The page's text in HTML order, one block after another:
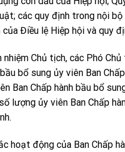
các quy định trong nội bộ
Điều lệ Hiệp hội và quy
nhiệm Chủ tịch, các Phó
bổ sung ủy viên Ban
Ban Chấp hành bầu bổ
lượng ủy viên Ban Chấp
hoạt động của Ban Chấp